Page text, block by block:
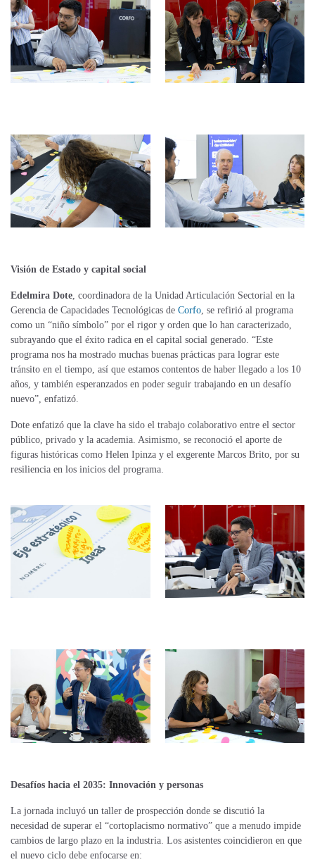
Visión de Estado y capital social
Edelmira Dote , coordinadora de la Unidad Articulación Sectorial en la
Gerencia de Capacidades Tecnológicas de Corfo , se refirió al programa
como un “niño símbolo” por el rigor y orden que lo han caracterizado,
subrayando que el éxito radica en el capital social generado. “Este
programa nos ha mostrado muchas buenas prácticas para lograr este
tránsito en el tiempo, así que estamos contentos de haber llegado a los 10
años, y también esperanzados en poder seguir trabajando en un desafío
nuevo”, enfatizó.
Dote enfatizó que la clave ha sido el trabajo colaborativo entre el sector
público, privado y la academia. Asimismo, se reconoció el aporte de
figuras históricas como Helen Ipinza y el exgerente Marcos Brito, por su
resiliencia en los inicios del programa.
Desafíos hacia el 2035: Innovación y personas
La jornada incluyó un taller de prospección donde se discutió la
necesidad de superar el “cortoplacismo normativo” que a menudo impide
cambios de largo plazo en la industria. Los asistentes coincidieron en que
el nuevo ciclo debe enfocarse en: